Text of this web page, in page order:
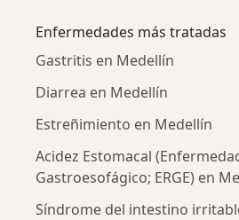
Enfermedades más tratadas
Gastritis en Medellín
Diarrea en Medellín
Estreñimiento en Medellín
Acidez Estomacal
Gastroesofágico; ERGE) en
Síndrome del intestino